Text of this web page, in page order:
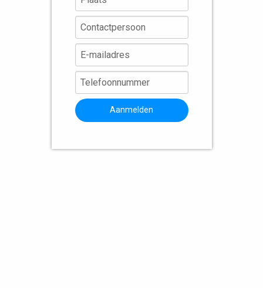
Aanmelden